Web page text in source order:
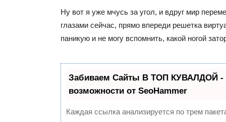
Ну вот я уже мчусь за угол, и вдруг мир
глазами сейчас, прямо впереди решетка
паникую и не могу вспомнить, какой ногой
Забиваем Сайты В ТОП КУВАЛДОЙ -
возможности от SeoHammer
Каждая ссылка анализируется по трем